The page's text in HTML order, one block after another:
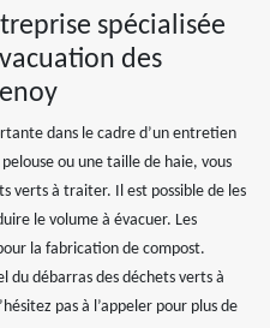
spécialisée
des
dans le cadre d’un entretien
ou une taille de haie, vous
verts à traiter. Il est possible de les
le volume à évacuer. Les
la fabrication de compost.
du débarras des déchets verts à
pas à l’appeler pour plus de